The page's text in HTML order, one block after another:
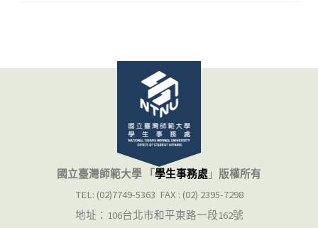
國立臺灣師範大學 「學生事務處 」 版權所有
TEL: (02)7749-5363 FAX : (02) 2395-7298
地址：106台北市和平東路一段162號